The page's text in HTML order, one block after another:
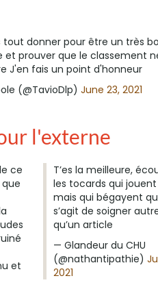
tout donner pour être un très
et prouver que le classement
J'en fais un point d'honneur
(@TavioDlp) June 23, 2021
l'externe
ce
et
T’es la meilleure,
les tocards qui jouent
mais qui bégayent
s’agit de soigner
qu’un article
— Glandeur du CHU
(@nathantipathie)
2021